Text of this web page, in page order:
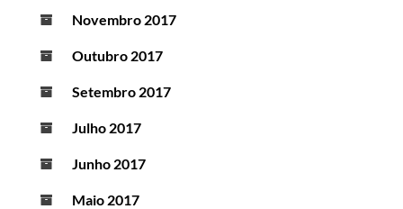
Novembro 2017
Outubro 2017
Setembro 2017
Julho 2017
Junho 2017
Maio 2017